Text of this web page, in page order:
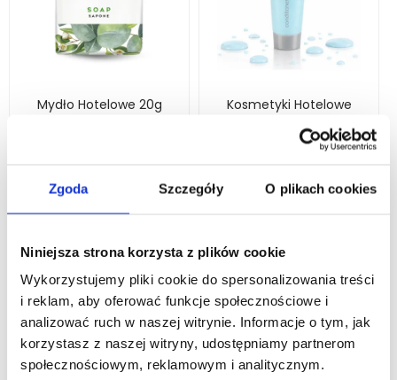
Zgoda Szczegóły O plikach cookies
Niniejsza strona korzysta z plików cookie
Wykorzystujemy pliki cookie do spersonalizowania treści
i reklam, aby oferować funkcje społecznościowe i
analizować ruch w naszej witrynie. Informacje o tym, jak
korzystasz z naszej witryny, udostępniamy partnerom
społecznościowym, reklamowym i analitycznym.
Mydło Hotelowe 20g
0,80 zł
PRODUKT NIEDOSTĘPNY
Kosmetyki Hotelowe
Do Włosów 30ml Fresh
0,81 zł